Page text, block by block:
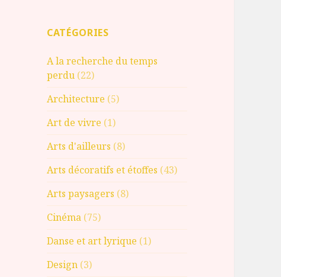
CATÉGORIES
A la recherche du temps
perdu (22)
Architecture (5)
Art de vivre (1)
Arts d'ailleurs (8)
Arts décoratifs et étoffes (43)
Arts paysagers (8)
Cinéma (75)
Danse et art lyrique (1)
Design (3)